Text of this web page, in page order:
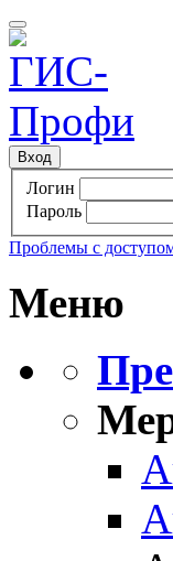
Вход
Логин
Пароль
Проблемы с
Меню